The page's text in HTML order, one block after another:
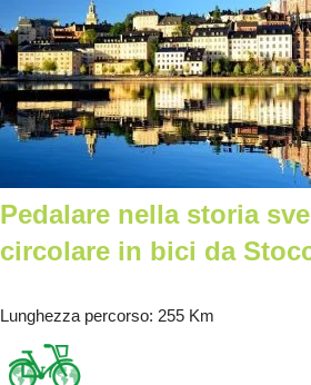
Pedalare nella storia
circolare in bici da
Lunghezza percorso: 255 Km